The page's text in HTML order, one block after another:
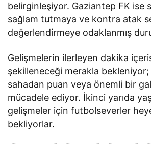
belirginleşiyor. Gaziantep FK ise
sağlam tutmaya ve kontra atak
değerlendirmeye odaklanmış
Gelişmelerin ilerleyen dakika
şekilleneceği merakla
sahadan puan veya önemli bir
mücadele ediyor. İkinci yarıda
gelişmeler için futbolseverler
bekliyorlar.